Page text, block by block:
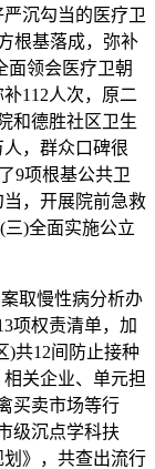
沉勾当的医疗卫
根基落成，弥补
面领会医疗卫朝
112人次，原二
和德胜社区卫生
，群众口碑很
9项根基公共卫
，开展院前急救
)全面实施公立
取慢性病分析办
项权责清单，加
)共12间防止接种
关企业、单元担
买卖市场等行
级沉点学科扶
》，共查出流行